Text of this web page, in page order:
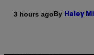
3 hours agoBy Haley